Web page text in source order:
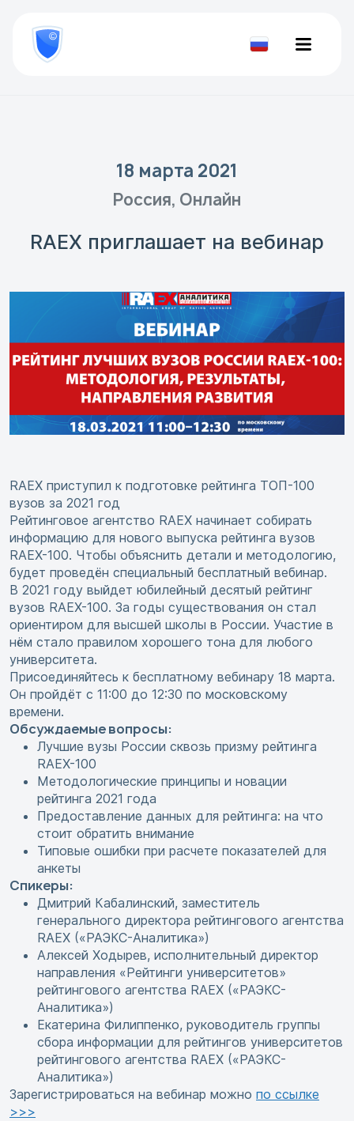
800
777-
81-Проверить
18 марта 2021
Россия, Онлайн
RAEX приглашает на вебинар
RAEX приступил к подготовке рейтинга ТОП-100
вузов за 2021 год
Рейтинговое агентство RAEX начинает собирать
информацию для нового выпуска рейтинга вузов
RAEX-100. Чтобы объяснить детали и методологию,
будет проведён специальный бесплатный вебинар.
В 2021 году выйдет юбилейный десятый рейтинг
вузов RAEX-100. За годы существования он стал
ориентиром для высшей школы в России. Участие в
нём стало правилом хорошего тона для любого
университета.
Присоединяйтесь к бесплатному вебинару 18 марта.
Он пройдёт с 11:00 до 12:30 по московскому
времени.
Обсуждаемые вопросы:
Лучшие вузы России сквозь призму рейтинга
RAEX-100
Методологические принципы и новации
рейтинга 2021 года
Предоставление данных для рейтинга: на что
стоит обратить внимание
Типовые ошибки при расчете показателей для
анкеты
Спикеры:
Дмитрий Кабалинский, заместитель
генерального директора рейтингового агентства
RAEX («РАЭКС-Аналитика»)
Алексей Ходырев, исполнительный директор
направления «Рейтинги университетов»
рейтингового агентства RAEX («РАЭКС-
Аналитика»)
Екатерина Филиппенко, руководитель группы
сбора информации для рейтингов университетов
рейтингового агентства RAEX («РАЭКС-
Аналитика»)
Зарегистрироваться на вебинар можно по ссылке
>>>